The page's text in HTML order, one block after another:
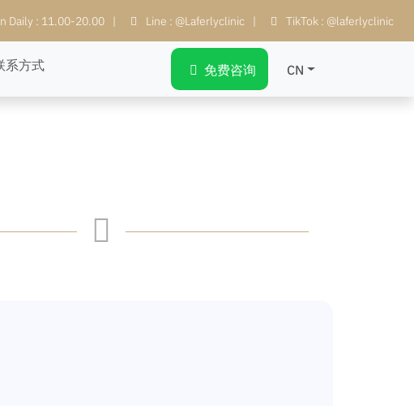
Daily : 11.00-20.00 | Line : @Laferlyclinic | TikTok : @laferlyclinic
系方式 免费咨询 CN